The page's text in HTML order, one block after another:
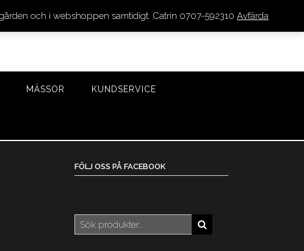
MÄSSOR KUNDSERVICE
FÖLJ OSS PÅ FACEBOOK
Sök
efter:
och i webshoppen samtidigt. Catrin 0707-592310 Avfärda